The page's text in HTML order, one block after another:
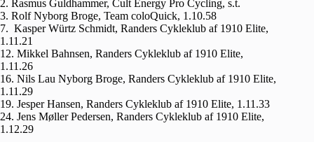
2. Rasmus Guldhammer, Cult Energy Pro Cycling, s.t.
3. Rolf Nyborg Broge, Team coloQuick, 1.10.58
7. Kasper Würtz Schmidt, Randers Cykleklub af 1910 Elite,
1.11.21
12. Mikkel Bahnsen, Randers Cykleklub af 1910 Elite,
1.11.26
16. Nils Lau Nyborg Broge, Randers Cykleklub af 1910 Elite,
1.11.29
19. Jesper Hansen, Randers Cykleklub af 1910 Elite, 1.11.33
24. Jens Møller Pedersen, Randers Cykleklub af 1910 Elite,
1.12.29